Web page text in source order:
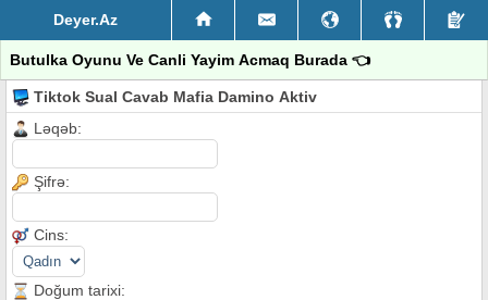
Deyer.Az
Butulka Oyunu Ve Canli Yayim Acmaq Burada 👈
Tiktok Sual Cavab Mafia Damino Aktiv
Ləqəb:
Şifrə:
Cins:
Doğum tarixi: